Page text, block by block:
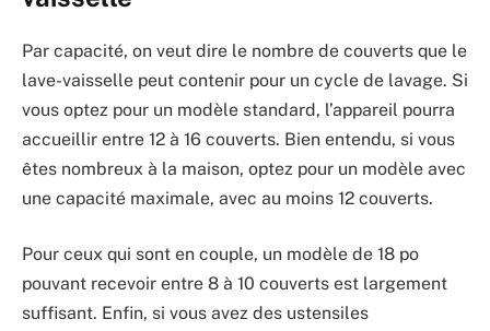
Par capacité, on veut dire le nombre de couverts que le
lave-vaisselle peut contenir pour un cycle de lavage. Si
vous optez pour un modèle standard, l’appareil pourra
accueillir entre 12 à 16 couverts. Bien entendu, si vous
êtes nombreux à la maison, optez pour un modèle avec
une capacité maximale, avec au moins 12 couverts.
Pour ceux qui sont en couple, un modèle de 18 po
pouvant recevoir entre 8 à 10 couverts est largement
suffisant. Enfin, si vous avez des ustensiles